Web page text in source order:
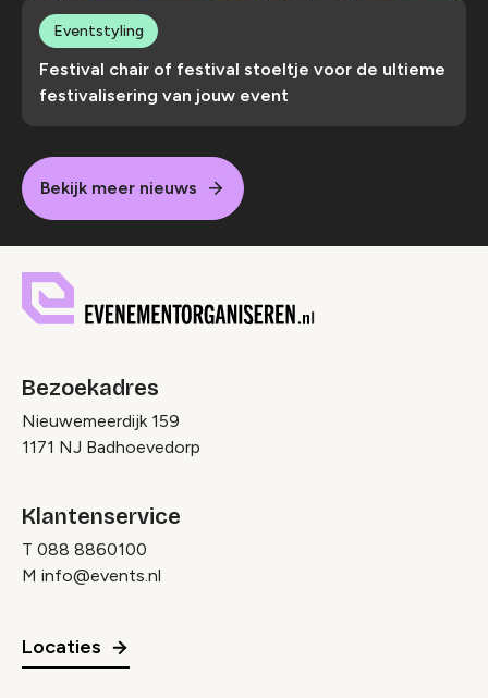
Festival chair of festival stoeltje voor de ultieme
festivalisering van jouw event
Eventstyling
Bekijk meer nieuws
Bezoekadres
Nieuwemeerdijk 159
1171 NJ Badhoevedorp
Klantenservice
T 088 8860100
M info@events.nl
Locaties